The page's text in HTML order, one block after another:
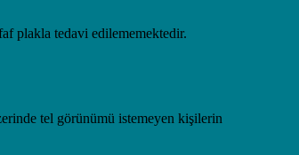
plakla tedavi edilememektedir.
tel görünümü istemeyen kişilerin